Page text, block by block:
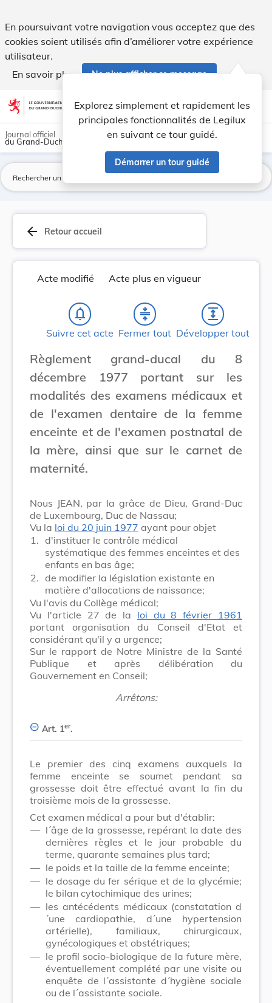
En poursuivant votre navigation vous acceptez que des
cookies soient utilisés afin d’améliorer votre expérience
utilisateur.
En savoir plus
Ne plus afficher ce message
Aller au contenu account_circle help Aide
Explorez simplement et rapidement les
principales fonctionnalités de Legilux
en suivant ce tour guidé.
Démarrer un tour guidé
light_mode dark_mode
Journal officiel
du Grand-Duché de Luxembourg
arrow_back Retour accueil
Acte modifié Acte plus en vigueur
notifications_none
Suivre cet acte
compress
Fermer tout
expand
Développer tout
Règlement grand-ducal du 8
décembre 1977 portant sur les
modalités des examens médicaux et
de l'examen dentaire de la femme
enceinte et de l'examen postnatal de
la mère, ainsi que sur le carnet de
maternité.
Nous JEAN, par la grâce de Dieu, Grand-Duc
de Luxembourg, Duc de Nassau;
Vu la loi du 20 juin 1977 ayant pour objet
1. d'instituer le contrôle médical
systématique des femmes enceintes et des
enfants en bas âge;
2. de modifier la législation existante en
matière d'allocations de naissance;
Vu l'avis du Collège médical;
Vu l'article 27 de la loi du 8 février 1961
portant organisation du Conseil d'Etat et
considérant qu'il y a urgence;
Sur le rapport de Notre Ministre de la Santé
Publique et après délibération du
Gouvernement en Conseil;
Arrêtons:
Art. 1er.
Le premier des cinq examens auxquels la
femme enceinte se soumet pendant sa
grossesse doit être effectué avant la fin du
troisième mois de la grossesse.
Cet examen médical a pour but d'établir:
— l´âge de la grossesse, repérant la date des
dernières règles et le jour probable du
terme, quarante semaines plus tard;
— le poids et la taille de la femme enceinte;
— le dosage du fer sérique et de la glycémie;
le bilan cytochimique des urines;
— les antécédents médicaux (constatation d
´une cardiopathie, d´une hypertension
artérielle), familiaux, chirurgicaux,
gynécologiques et obstétriques;
— le profil socio-biologique de la future mère,
éventuellement complété par une visite ou
enquête de l´assistante d´hygiène sociale
ou de l´assistante sociale.